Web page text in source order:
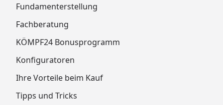
Fundamenterstellung
Fachberatung
KÖMPF24 Bonusprogramm
Konfiguratoren
Ihre Vorteile beim Kauf
Tipps und Tricks